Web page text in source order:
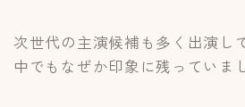
次世代の主演候補も多く出演し
中でもなぜか印象に残っていま